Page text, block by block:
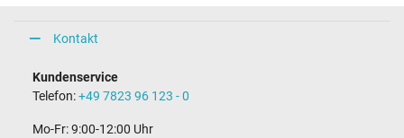
Kontakt
Kundenservice
Telefon:+49 7823 96 123 - 0
Mo-Fr: 9:00-12:00 Uhr